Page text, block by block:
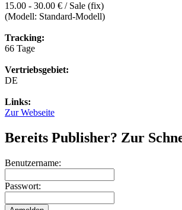
15.00 - 30.00 € / Sale (fix)
(Modell: Standard-Modell)
Tracking:
66 Tage
Vertriebsgebiet:
DE
Links:
Zur Webseite
Bereits Publisher? Zur
Benutzername:
Passwort: